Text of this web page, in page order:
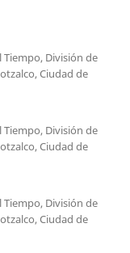
División de
Ciudad de
División de
Ciudad de
División de
Ciudad de